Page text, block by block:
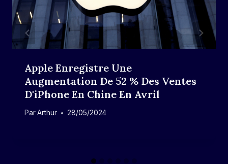
Apple Enregistre Une
Augmentation De 52 % Des Ventes
D'iPhone En Chine En Avril
ParArthur 28/05/2024